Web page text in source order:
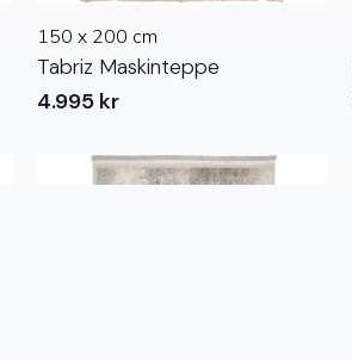
150 x 200 cm
Tabriz Maskinteppe
4.995 kr